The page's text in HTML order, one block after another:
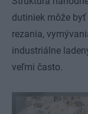
dutiniek môže
rezania,
industriálne
veľmi často.